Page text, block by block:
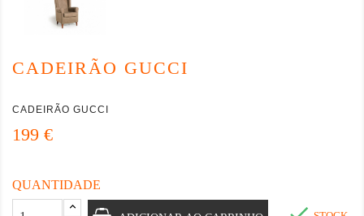
CADEIRÃO GUCCI
CADEIRÃO GUCCI
199 €
QUANTIDADE